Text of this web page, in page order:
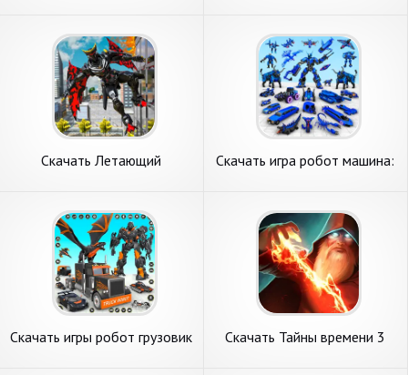
Андроид
Скачать Летающий
на Андроид
Скачать игра робот машина:
Скачать игры робот грузовик
Скачать Тайны времени 3